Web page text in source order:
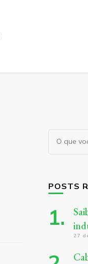
algo?
POSTS
27